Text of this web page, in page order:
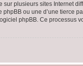
plusieurs sites Internet
ou une d’une tierce
phpBB. Ce processus